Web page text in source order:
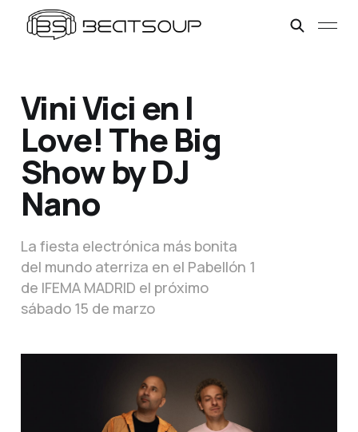
Vini Vici en I
Love! The Big
Show by DJ
Nano
La fiesta electrónica más bonita
del mundo aterriza en el Pabellón 1
de IFEMA MADRID el próximo
sábado 15 de marzo